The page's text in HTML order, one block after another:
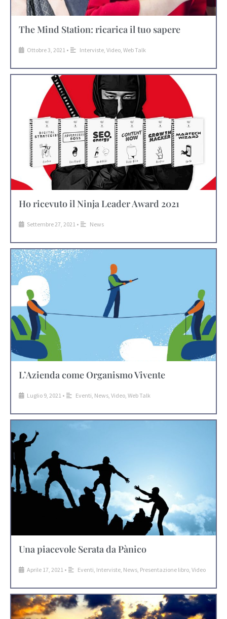
The Mind Station: ricarica il tuo sapere
Ottobre 3, 2021 • Interviste Video Web Talk
Ho ricevuto il Ninja Leader Award 2021
Settembre 27, 2021 • News
L’Azienda come Organismo Vivente
Luglio 9, 2021 • Eventi News Video Web Talk
Una piacevole Serata da Pànico
Aprile 17, 2021 • Eventi Interviste News Presentazione libro Video